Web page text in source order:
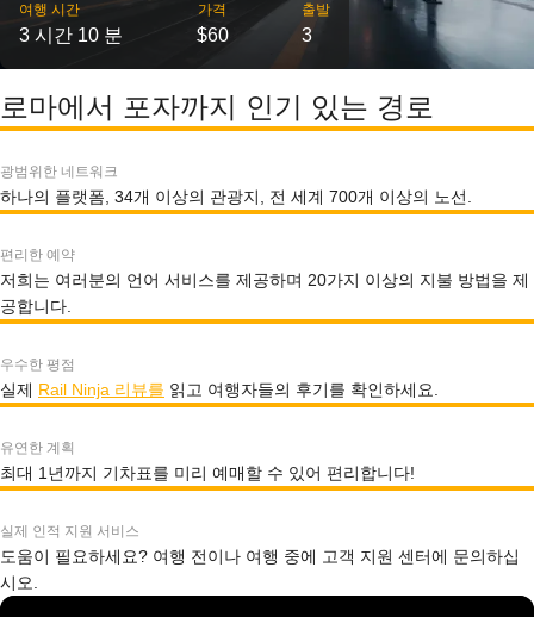
여행 시간
3 시간 10 분
가격
$60
출발
3
로마에서 포자까지 인기 있는 경로
광범위한 네트워크
하나의 플랫폼, 34개 이상의 관광지, 전 세계 700개 이상의 노선.
편리한 예약
저희는 여러분의 언어 서비스를 제공하며 20가지 이상의 지불 방법을 제
공합니다.
우수한 평점
실제 Rail Ninja 리뷰를 읽고 여행자들의 후기를 확인하세요.
유연한 계획
최대 1년까지 기차표를 미리 예매할 수 있어 편리합니다!
실제 인적 지원 서비스
도움이 필요하세요? 여행 전이나 여행 중에 고객 지원 센터에 문의하십
시오.